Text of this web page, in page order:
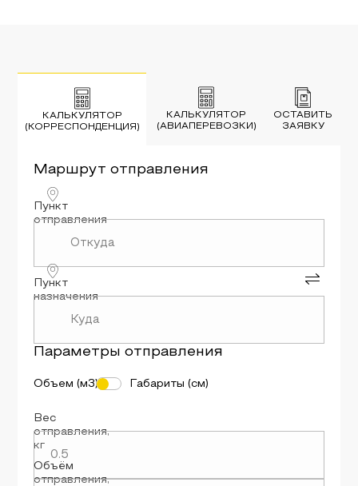
КАЛЬКУЛЯТОР
(КОРРЕСПОНДЕНЦИЯ)
КАЛЬКУЛЯТОР
(АВИАПЕРЕВОЗКИ)
ОСТАВИТЬ
ЗАЯВКУ
Маршрутотправления
Пункт
отправления
Пункт
назначения
Параметрыотправления
Объем (м3) Габариты (см)
Вес
отправления,
кг
Объём
отправления,